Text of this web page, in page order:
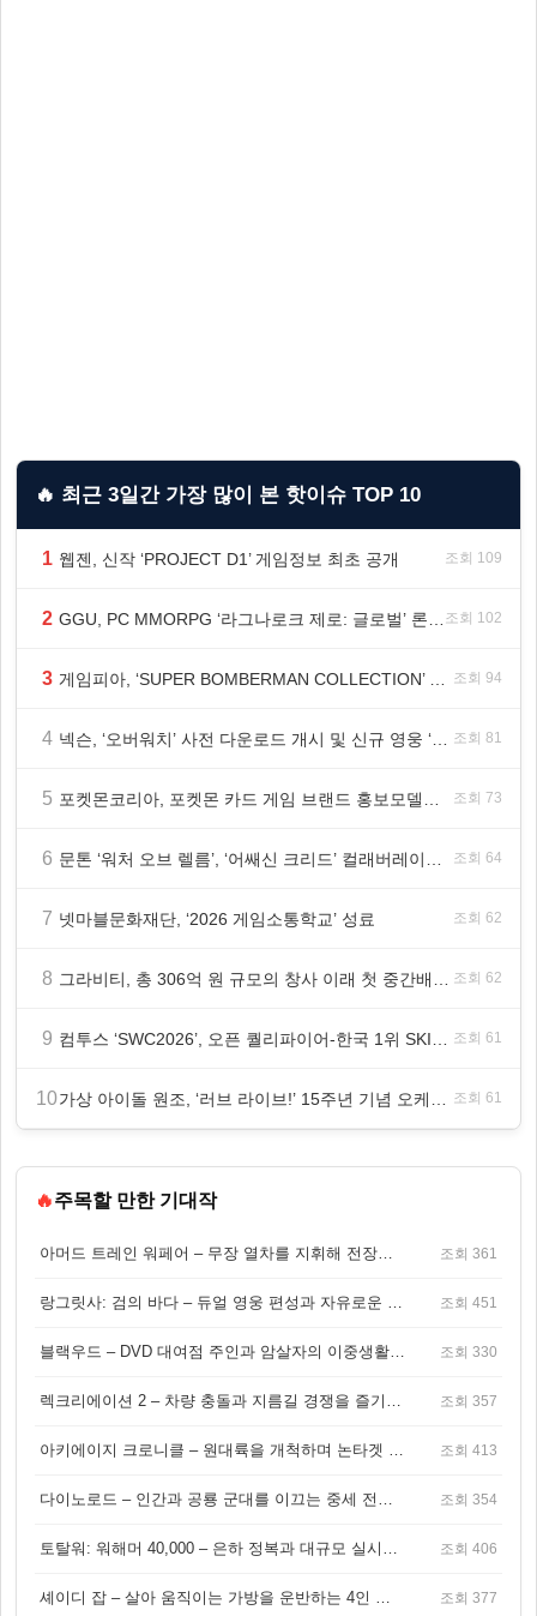
🔥 최근 3일간 가장 많이 본 핫이슈 TOP 10
1 웹젠, 신작 ‘PROJECT D1’ 게임정보 최초 공개 조회 109
2 조회 102
3 조회 94
4 조회 81
5 조회 73
6 조회 64
7 넷마블문화재단, ‘2026 게임소통학교’ 성료 조회 62
8 조회 62
9 조회 61
10 조회 61
🔥주목할 만한 기대작
아머드 트레인 워페어 – 무장 열차를 지휘해 전장을 돌파하는 생존 전투 게임 조회 361
랑그릿사: 검의 바다 – 듀얼 영웅 편성과 자유로운 탐험을 결합한 판타지 전략 RPG 조회 451
블랙우드 – DVD 대여점 주인과 암살자의 이중생활을 그린 3인칭 액션 스릴러 게임 조회 330
렉크리에이션 2 – 차량 충돌과 지름길 경쟁을 즐기는 오픈월드 아케이드 레이싱 게임 조회 357
아키에이지 크로니클 – 원대륙을 개척하며 논타겟 전투를 즐기는 오픈월드 MMORPG 조회 413
다이노로드 – 인간과 공룡 군대를 이끄는 중세 전략 액션 RPG 조회 354
토탈워: 워해머 40,000 – 은하 정복과 대규모 실시간 전투가 결합된 전략 게임! 조회 406
셰이디 잡 – 살아 움직이는 가방을 운반하는 4인 협동 물리 어드벤처 게임 조회 377